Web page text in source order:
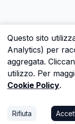
Questo sito
Analytics) per
aggregata.
utilizzo. Per
Cookie Policy.
Rifiuta